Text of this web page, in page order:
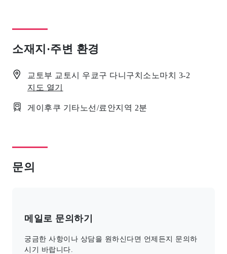
소재지·주변 환경
교토부 교토시 우쿄구 다니구치소노마치 3-2
지도 열기
게이후쿠 기타노선/료안지역 2분
문의
메일로 문의하기
궁금한 사항이나 상담을 원하신다면 언제든지 문의하
시기 바랍니다.